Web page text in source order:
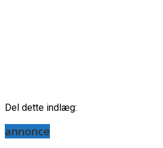
Del dette indlæg:
annonce